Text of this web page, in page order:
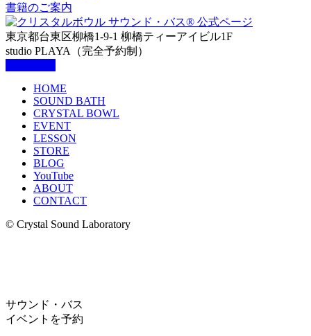
書籍のご案内
東京都台東区柳橋1-9-1 柳橋ティーアイビル1F
studio PLAYA（完全予約制）
HOME
SOUND BATH
CRYSTAL BOWL
EVENT
LESSON
STORE
BLOG
YouTube
ABOUT
CONTACT
© Crystal Sound Laboratory
サウンド・バス
イベントを予約